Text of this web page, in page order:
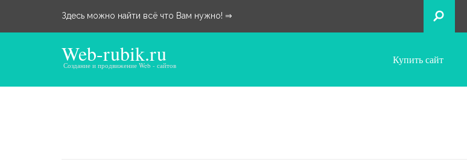
Здесь можно найти всё что Вам нужно! ⇒
Web-rubik.ru
Создание и продвижение Web - сайтов Купить сайт